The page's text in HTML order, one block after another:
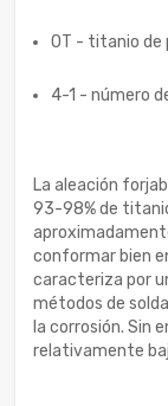
OT - titanio de
4-1 - número
La aleación
93-98% de
conformar bien
caracteriza por
métodos de
la corrosión. Sin
relativamente